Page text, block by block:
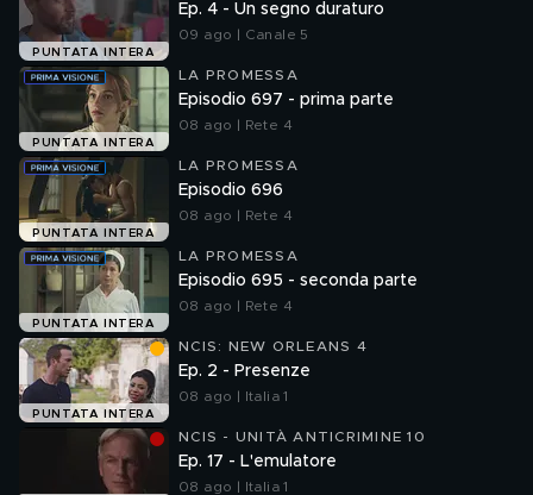
PUNTATA INTERA
Ep. 4 - Un segno duraturo
09 ago | Canale 5
PUNTATA INTERA
LA PROMESSA
Episodio 697 - prima parte
08 ago | Rete 4
PUNTATA INTERA
LA PROMESSA
Episodio 696
08 ago | Rete 4
PUNTATA INTERA
LA PROMESSA
Episodio 695 - seconda parte
08 ago | Rete 4
PUNTATA INTERA
NCIS: NEW ORLEANS 4
Ep. 2 - Presenze
08 ago | Italia 1
NCIS - UNITÀ ANTICRIMINE 10
Ep. 17 - L'emulatore
08 ago | Italia 1